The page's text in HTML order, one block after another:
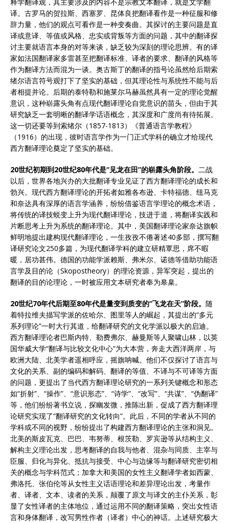
译。古罗马的贺拉斯、西塞罗、昆体良把翻译看作是一种征服和修
辞力量，他们的观点可看作是一种变奏曲。其探讨的主要问题是直
译或意译、等值或风格、忠实或背叛等方面的问题，其中的翻译探
讨主要就语言本身的对等来谈，缺乏较为深刻的理论思辨。有的译
家如法国翻译家多雷甚至把翻译标准、译者的要求、翻译的风格等
作为翻译方法而混为一谈。奥古斯丁的翻译的指号论虽然给后期索
绪尔语言符号观打下了坚实的基础，但其理论性与系统性不能与后
者相提并论。后期的泰特勒和施莱尔马赫虽然具有一定的理论觉醒
意识，这种崭露头角有点现代翻译理论自觉意识的苗头，但由于其
研究缺乏一套明晰的翻译学话语概念，其深度和广度尚有待拓展。
这一切还要等到索绪尔（1857-1813）《普通语言学教程》
（1916）的出现，彼时语言学作为一门正式学科的确立才给现代
西方翻译理论奠定了坚实的基础。
20世纪初期到20世纪80年代是“见龙在田”的崭露头角阶段。 二战
以后，世界各地兴办的大批翻译专业见证了西方翻译理论的成长和
勃兴。现代西方翻译理论的开拓者如雅各布逊、卡特福德、纽马克
和奈达具有深厚的语言学涵养，纷纷借鉴语言学理论的概念术语，
将传统的译技蜕变上升为现代翻译理论，技进于道，将翻译实践和
片断思考上升为系统的翻译理论。其中，美国翻译理论家奈达旗帜
鲜明地提出建构现代翻译理论，一生孜孜不倦著述40多部，撰写翻
译研究论文250多篇，为现代翻译学科的建立研精覃思，席不暇
暖，居功甚伟。德国的功能学派赖斯、弗米尔、诺德等借助功能语
言学及目的论（Skopostheory）的理论资源，异军突起，提出的
翻译的目的论理论，一时被应用文本研究者奉为皋臬。
20世纪70年代后期至80年代是量变到质变的“飞龙在天”阶段。 随
着特拉维夫描写学派的佐哈尔、图里等人的崛起，其提出的“多元
系列理论”一时大行其道，给翻译研究的文化学派以极大的启迪。
西方翻译理论者巴斯内特、勒费弗尔、赫曼斯等人聚啸山林，以英
国华威大学“翻译与比较文化中心”为大本营，奔走大西洋两岸，与
欧洲大陆、北美学者遥相呼应，摇旗呐喊。他们不仅探讨了语言与
文化的关系、副的编码和解码、翻译的等值、不译与不可译等方面
的问题，更提出了当代西方翻译理论研究的一系列关键概念和形态
如“折射”、“操作”、“意识形态”、“诗学”、“改写”、“共谋”、“伪翻译”
等，他们纷纷著书立说，探幽发微，推陈出新，促成了西方翻译理
论研究实现了“翻译研究的文化转向”。此后，不同的学者从不同的
学科或不同的视野，纷纷提出了构建西方翻译理论的主张和洞见。
北美的斯皮瓦克、巴巴、韦努蒂、根茨勒、罗宾逊等从结构主义、
解构主义理论出发，思考翻译的自我与他者、混杂与同质、主宰与
臣服、归化与异化、抵抗与接受、中心与边缘等与翻译研究密切相
关的概念与学科范式；加拿大和美国的女性主义翻译学者如西蒙、
弗洛托、张伯伦等从女性主义话语理论和差异理论出发，考量作
者、译者、文本、读者的关系，颠覆了原文与译文的主仆关系，彰
显了女性译者的主体地位，通过运用不同的翻译策略，突出女性语
言和身体翻译，改写男性作者（译者）中心的神话。上述研究极大